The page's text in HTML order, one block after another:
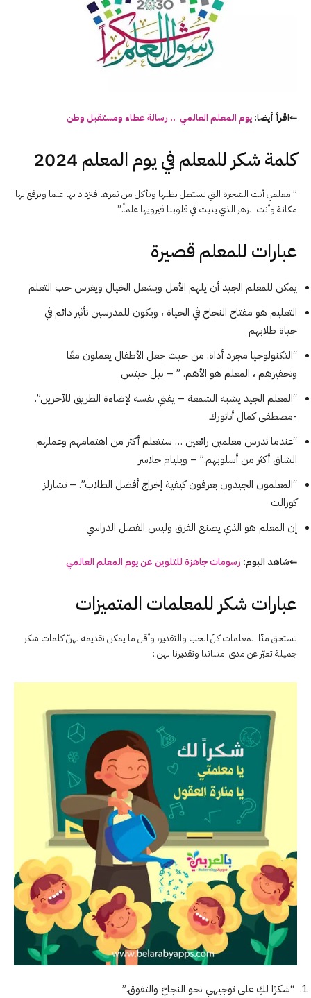
⇐اقرأ أيضا: يوم المعلم العالمي .. رسالة عطاء ومستقبل وطن
كلمة شكر للمعلم في يوم المعلم 2024
” معلمي أنت الشجرة التي نستظل بظلها ونأكل من ثمرها فنزداد بها علما ونرفع بها
مكانة وأنت الزهر الذي ينبت في قلوبنا فيرويها علماً.”
عبارات للمعلم قصيرة
يمكن للمعلم الجيد أن يلهم الأمل ويشعل الخيال ويغرس حب التعلم
التعليم هو مفتاح النجاح في الحياة ، ويكون للمدرسين تأثير دائم في
حياة طلابهم
“التكنولوجيا مجرد أداة. من حيث جعل الأطفال يعملون معًا
وتحفيزهم ، المعلم هو الأهم. ” – بيل جيتس
“المعلم الجيد يشبه الشمعة – يفني نفسه لإضاءة الطريق للآخرين”.
-مصطفى كمال أتاتورك
“عندما تدرس معلمين رائعين … ستتعلم أكثر من اهتمامهم وعملهم
الشاق أكثر من أسلوبهم.” – ويليام جلاسر
“المعلمون الجيدون يعرفون كيفية إخراج أفضل الطلاب”. – تشارلز
كورالت
إن المعلم هو الذي يصنع الفرق وليس الفصل الدراسي
⇐شاهد البوم: رسومات جاهزة للتلوين عن يوم المعلم العالمي
عبارات شكر للمعلمات المتميزات
تستحق منّا المعلمات كلّ الحب والتقدير، وأقل ما يمكن تقديمه لهنّ كلمات شكر
جميلة تعبّر عن مدى امتناننا وتقديرنا لهن :
“شكرًا لكِ على توجيهي نحو النجاح والتفوق.”